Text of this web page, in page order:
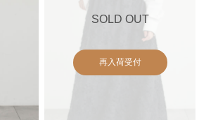
SOLD OUT
再入荷受付